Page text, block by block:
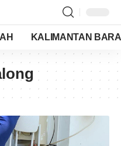
KALIMANTAN